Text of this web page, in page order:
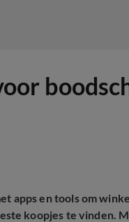
apps en tools om
koopjes te vinden.